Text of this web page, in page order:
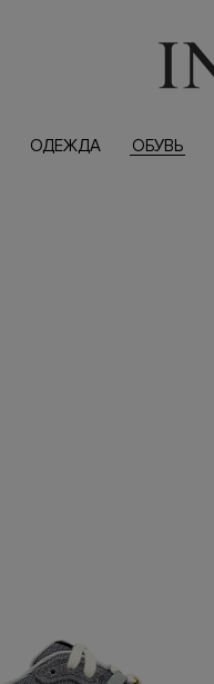
ОДЕЖДА ОБУВЬ